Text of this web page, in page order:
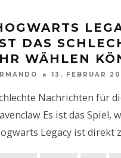
DAS
WÄHLEN
13. FEBRUAR
Nachrichten für
Es ist das Spiel,
Legacy ist direkt